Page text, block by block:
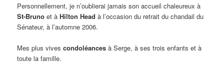
Personnellement, je n’oublierai jamais son accueil chaleureux à
St-Bruno et àHilton Head à l’occasion du retrait du chandail du
Sénateur, à l’automne 2006.
Mes plus vivescondoléances à Serge, à ses trois enfants et à
toute la famille.